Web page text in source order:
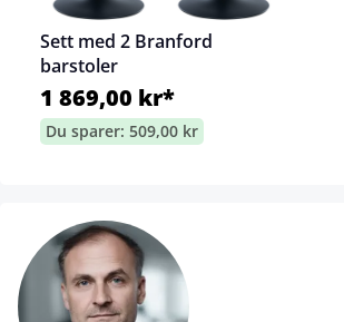
Sett med 2 Branford
barstoler
1 869,00 kr*
Du sparer: 509,00 kr